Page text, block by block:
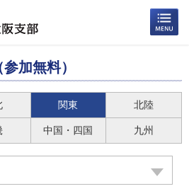
加無料）
関東 北陸
中国・四国 九州